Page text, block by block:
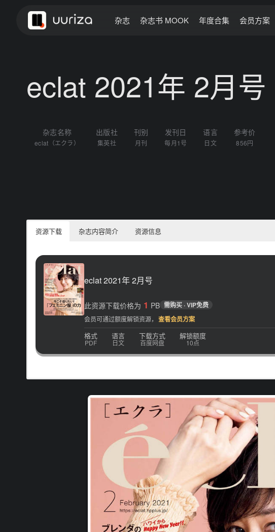
杂志 杂志书 MOOK 年度合集 会员方案
eclat 2021年 2月号
杂志名称
eclat（エクラ）
出版社
集英社
刊别
月刊
发刊日
每月1号
语言
日文
参考价
856円
资源下载 杂志内容简介 资源信息
eclat 2021年 2月号
此资源下载价格为 1 PB 需购买 · VIP免费
会员可通过额度解锁资源， 查看会员方案
格式
PDF
语言
日文
下载方式
百度网盘
解锁额度
10点
知性熟女的新选择 关心时尚脉动、却不随波逐流，届满不惑之龄而逐渐开启了
味，对于旅行、艺术、美容、美食、室内装饰、设计、文学等，一切提升身心灵
性，一味定位于家庭主妇，来作为出版方向的旧思维；以活出知性与自信、气质
电子版日本杂志，PDF 格式，通过百度网盘下载。